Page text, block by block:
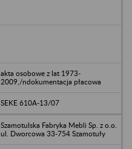
akta osobowe z lat 1973-
2009,/ndokumentacja płacowa
SEKE 610A-13/07
Szamotulska Fabryka Mebli Sp. z o.o.
ul. Dworcowa 33-754 Szamotuły